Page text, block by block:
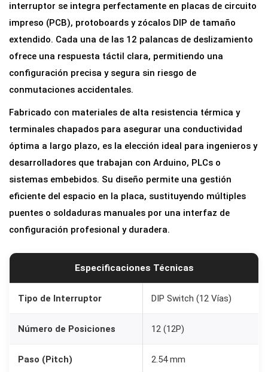
c
P
s
i
c
i
o
n
e
s
a
s
2
5
interruptor se integra perfectamente en placas de circuito
impreso (PCB), protoboards y zócalos DIP de tamaño
extendido. Cada una de las 12 palancas de deslizamiento
ofrece una respuesta táctil clara, permitiendo una
configuración precisa y segura sin riesgo de
conmutaciones accidentales.
Fabricado con materiales de alta resistencia térmica y
terminales chapados para asegurar una conductividad
óptima a largo plazo, es la elección ideal para ingenieros y
desarrolladores que trabajan con Arduino, PLCs o
sistemas embebidos. Su diseño permite una gestión
eficiente del espacio en la placa, sustituyendo múltiples
puentes o soldaduras manuales por una interfaz de
configuración profesional y duradera.
Especificaciones Técnicas
Tipo de Interruptor DIP Switch (12 Vías)
Número de Posiciones 12 (12P)
Paso (Pitch) 2.54 mm